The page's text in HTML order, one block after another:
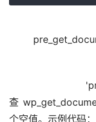
查